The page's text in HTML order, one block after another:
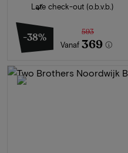
Late check-out (o.b.v.b.)
-38%
Vanaf
593
369